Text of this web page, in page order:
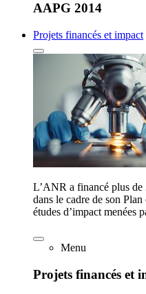
AAPG 2014
Projets financés et impact
L’ANR a financé plus de
dans le cadre de son
études d’impact menées
Menu
Projets financés et